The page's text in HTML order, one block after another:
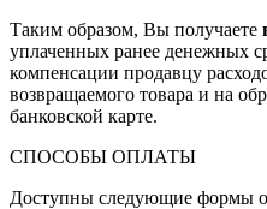
Таким образом, Вы получаете
уплаченных ранее денежных
компенсации продавцу
возвращаемого товара и на
банковской карте.
СПОСОБЫ ОПЛАТЫ
Доступны следующие формы